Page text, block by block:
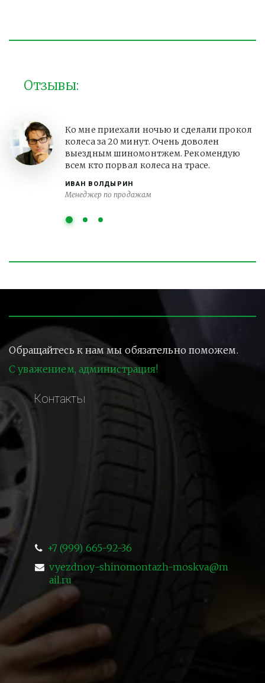
Отзывы:
ИВАН ВОЛДЫРИН
Менеджер по продажам
Ко мне приехали ночью и сделали прокол
колеса за 20 минут. Очень доволен
выездным шиномонтжем. Рекомендую
всем кто порвал колеса на трасе.
Обращайтесь к нам мы обязательно поможем.
С уважением, администрация!
Контакты
+7 (999) 665-92-36
vyezdnoy-shinomontazh-moskva@m
ail.ru